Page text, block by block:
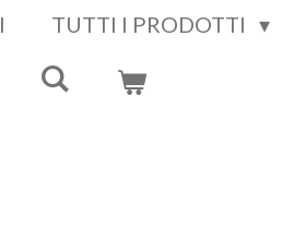
TUTTI I PRODOTTI